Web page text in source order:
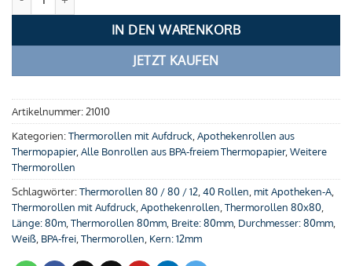
IN DEN WARENKORB
JETZT KAUFEN
Artikelnummer:21010
Kategorien:Thermorollen mit Aufdruck,Apothekenrollen aus
Thermopapier,Alle Bonrollen aus BPA-freiem Thermopapier,Weitere
Thermorollen
Schlagwörter:Thermorollen 80 / 80 / 12,40 Rollen,mit Apotheken-A,
Thermorollen mit Aufdruck,Apothekenrollen,Thermorollen 80x80,
Länge: 80m,Thermorollen 80mm, Breite: 80mm, Durchmesser: 80mm,
Weiß, BPA-frei,Thermorollen, Kern: 12mm